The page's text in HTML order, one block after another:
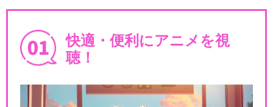
快適・便利にアニメを視
聴！